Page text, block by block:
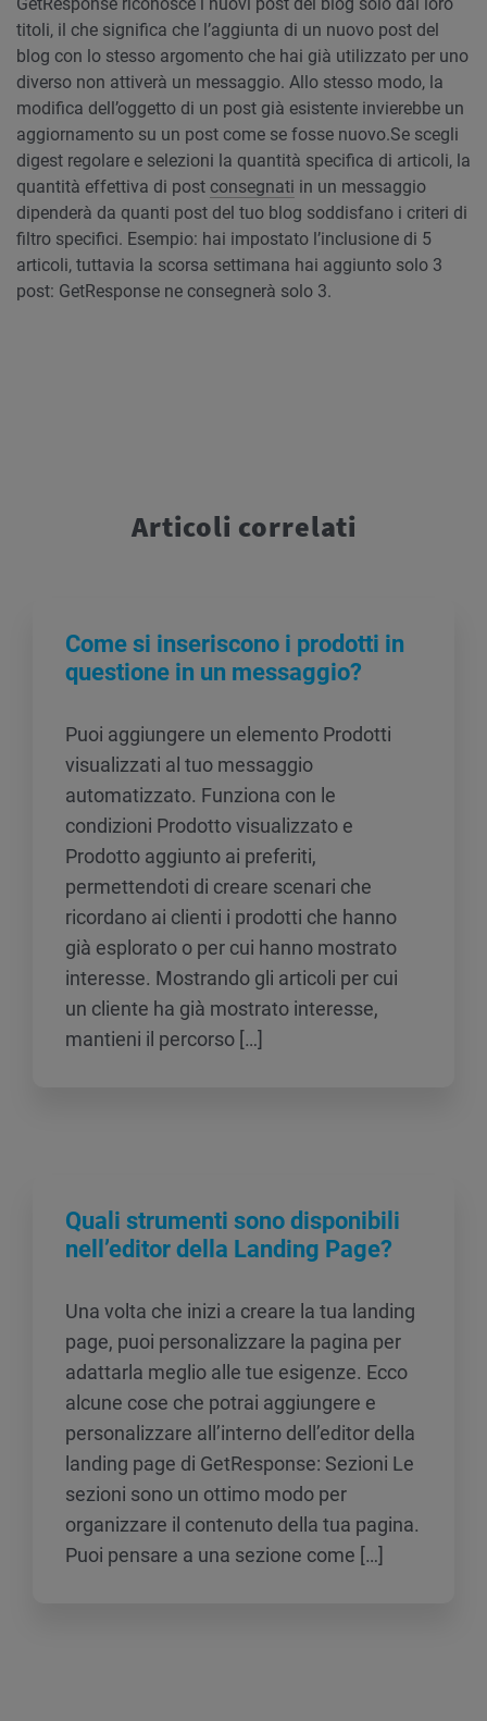
titoli, il che significa che l’aggiunta di un nuovo post del
blog con lo stesso argomento che hai già utilizzato per uno
diverso non attiverà un messaggio. Allo stesso modo, la
modifica dell’oggetto di un post già esistente invierebbe un
aggiornamento su un post come se fosse nuovo.Se scegli
digest regolare e selezioni la quantità specifica di articoli, la
quantità effettiva di post consegnati in un messaggio
dipenderà da quanti post del tuo blog soddisfano i criteri di
filtro specifici. Esempio: hai impostato l’inclusione di 5
articoli, tuttavia la scorsa settimana hai aggiunto solo 3
post: GetResponse ne consegnerà solo 3.
Articoli correlati
Come si inseriscono i prodotti in
questione in un messaggio?
Puoi aggiungere un elemento Prodotti
visualizzati al tuo messaggio
automatizzato. Funziona con le
condizioni Prodotto visualizzato e
Prodotto aggiunto ai preferiti,
permettendoti di creare scenari che
ricordano ai clienti i prodotti che hanno
già esplorato o per cui hanno mostrato
interesse. Mostrando gli articoli per cui
un cliente ha già mostrato interesse,
mantieni il percorso […]
Quali strumenti sono disponibili
nell’editor della Landing Page?
Una volta che inizi a creare la tua landing
page, puoi personalizzare la pagina per
adattarla meglio alle tue esigenze. Ecco
alcune cose che potrai aggiungere e
personalizzare all’interno dell’editor della
landing page di GetResponse: Sezioni Le
sezioni sono un ottimo modo per
organizzare il contenuto della tua pagina.
Puoi pensare a una sezione come […]